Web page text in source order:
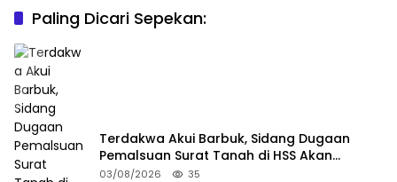
Paling Dicari Sepekan:
Terdakwa Akui Barbuk, Sidang Dugaan
Pemalsuan Surat Tanah di HSS Akan
Berlanjut Tuntutan JPU
03/08/2026 35